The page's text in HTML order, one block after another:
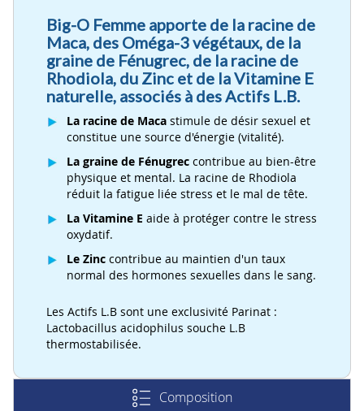
Big-O Femme apporte de la racine de
Maca, des Oméga-3 végétaux, de la
graine de Fénugrec, de la racine de
Rhodiola, du Zinc et de la Vitamine E
naturelle, associés à des Actifs L.B.
La racine de Maca stimule de désir sexuel et
constitue une source d'énergie (vitalité).
La graine de Fénugrec contribue au bien-être
physique et mental. La racine de Rhodiola
réduit la fatigue liée stress et le mal de tête.
La Vitamine E aide à protéger contre le stress
oxydatif.
Le Zinc contribue au maintien d'un taux
normal des hormones sexuelles dans le sang.
Les Actifs L.B sont une exclusivité Parinat :
Lactobacillus acidophilus souche L.B
thermostabilisée.
Composition